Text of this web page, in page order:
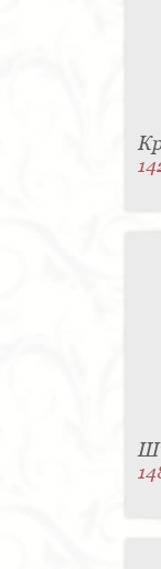
Карниз
Крючок -
Розетка
Душевая